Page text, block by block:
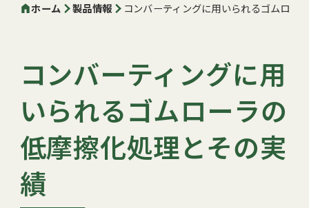
ホーム 製品情報 コンバーティングに用いられるゴムロー
コンバーティングに用
いられるゴムローラの
低摩擦化処理とその実
績